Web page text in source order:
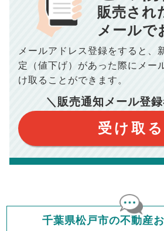
年間の支払額
総支払額
このシミュレーターは元利均等返済方式
このシミュレーターは、四捨五入にて
このシミュレーターはお借り入れの全
このシミュレーターでの結果は、お借り
ありません。
このシミュレーターをご利用された方
ますが、お借り入れの際に各金融機関に
会員マイページ
修繕費・管理費の計算
■抵当権抹消費用／0万円
※購入価格よりも売却価格が高い場合、
場合がございます。詳しくは最寄りの
※シミュレーター結果はあくまでも概算
保証するものではございません。
※上記売却費用には、住所変更登記の費
宅ローンの一括繰上返済の手数料等は含
で予めご了承ください。
おります。（物件価格×3%＋6万円＋消
販売され
メールで
メールアドレス登録をすると、
定（値下げ）があった際に メー
け取ることができます。
＼販売通知メール登
受け取る
千葉県松戸市の不動産